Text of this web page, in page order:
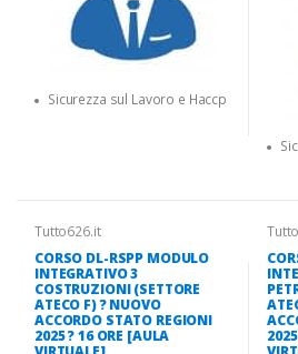
Sicurezza sul Lavoro e Haccp
Tutto626.it
CORSO DL-RSPP MODULO
INTEGRATIVO 3
COSTRUZIONI (SETTORE
ATECO F) ? NUOVO
ACCORDO STATO REGIONI
2025 ? 16 ORE [AULA